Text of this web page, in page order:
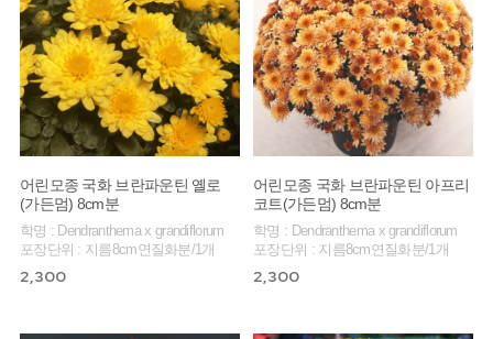
어린모종 국화 브란파운틴 옐로
(가든멈) 8cm분
학명 : Dendranthema x grandiflorum
포장단위 : 지름8cm연질화분/1개
2,300
어린모종 국화 브란파운틴 아프리
코트(가든멈) 8cm분
학명 : Dendranthema x grandiflorum
포장단위 : 지름8cm연질화분/1개
2,300